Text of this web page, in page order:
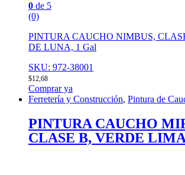
0 de 5
(0)
PINTURA CAUCHO NIMBUS,
DE LUNA, 1 Gal
SKU: 972-38001
$12,68
Comprar ya
Ferretería y Construcción, Pintura de
PINTURA CAUCHO
CLASE B, VERDE